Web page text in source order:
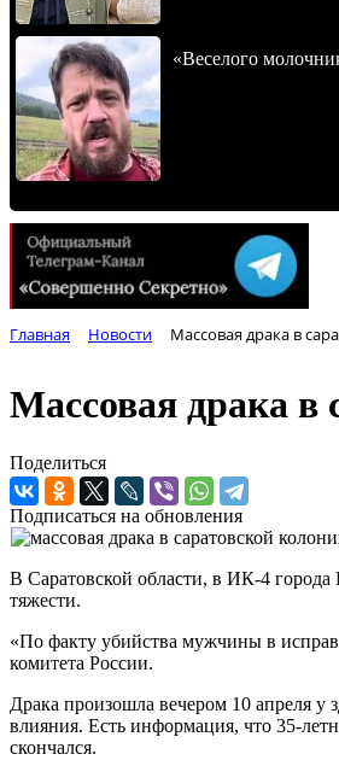
«Веселого
Главная Новости Массовая драка в
Массовая драка в
Поделиться
Подписаться на обновления
В Саратовской области, в ИК-4 города
тяжести.
«По факту убийства мужчины в
комитета России.
Драка произошла вечером 10 апреля у
влияния. Есть информация, что 35-
скончался.